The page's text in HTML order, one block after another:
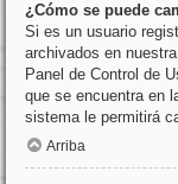
¿Cómo se puede
Si es un usuario
archivados en
Panel de Control de
que se encuentra en
sistema le permitirá
Arriba